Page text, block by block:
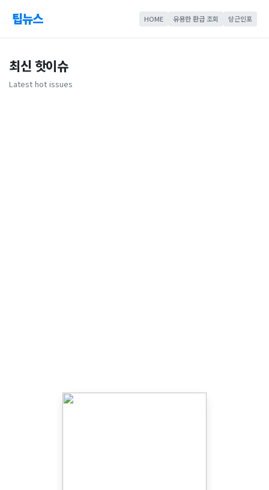
팁뉴스 HOME 유용한 환급 조회 당근인포
최신 핫이슈
Latest hot issues